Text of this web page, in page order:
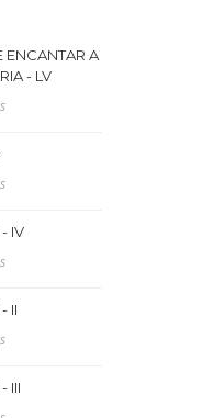
ENCANTAR A
- LV
IV
II
III